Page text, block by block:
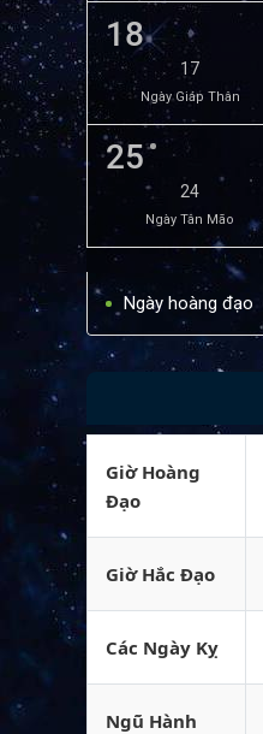
18
17
Ngày Giáp Thân
25
24
Ngày Tân Mão
Ngày hoàng đạo
Giờ Hoàng
Đạo
Giờ Hắc Đạo
Các Ngày Kỵ
Ngũ Hành